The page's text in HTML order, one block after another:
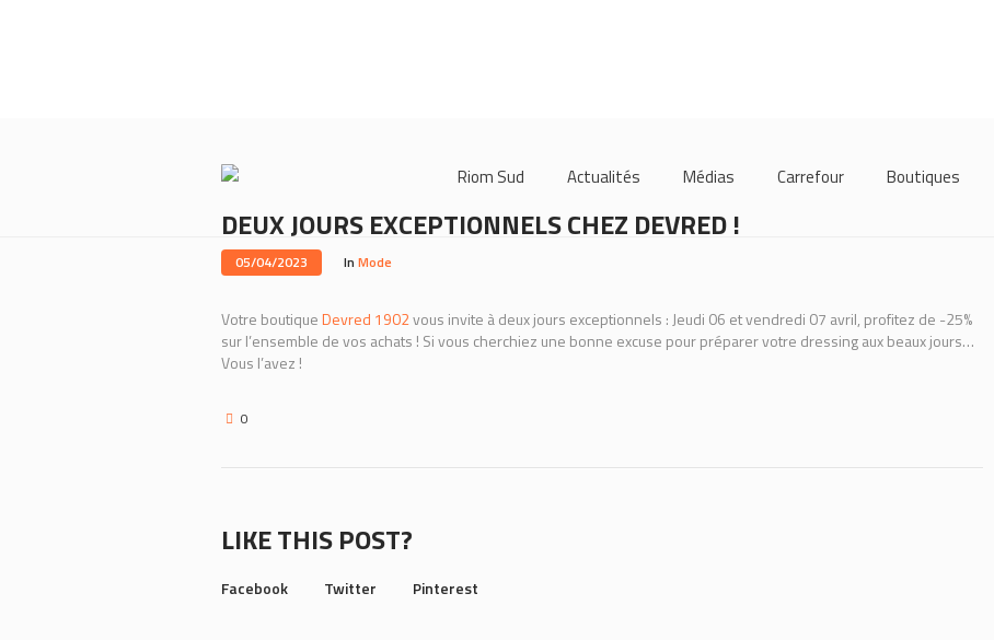
Riom Sud Actualités Médias Carrefour Boutiques
DEUX JOURS EXCEPTIONNELS CHEZ DEVRED !
05/04/2023 In Mode
Votre boutiqueDevred 1902vous invite à deux jours exceptionnels : Jeudi 06 et vendredi 07 avril, profitez de -25%
sur l’ensemble de vos achats ! Si vous cherchiez une bonne excuse pour préparer votre dressing aux beaux jours…
Vous l’avez !
0
LIKE THIS POST?
Facebook Twitter Pinterest